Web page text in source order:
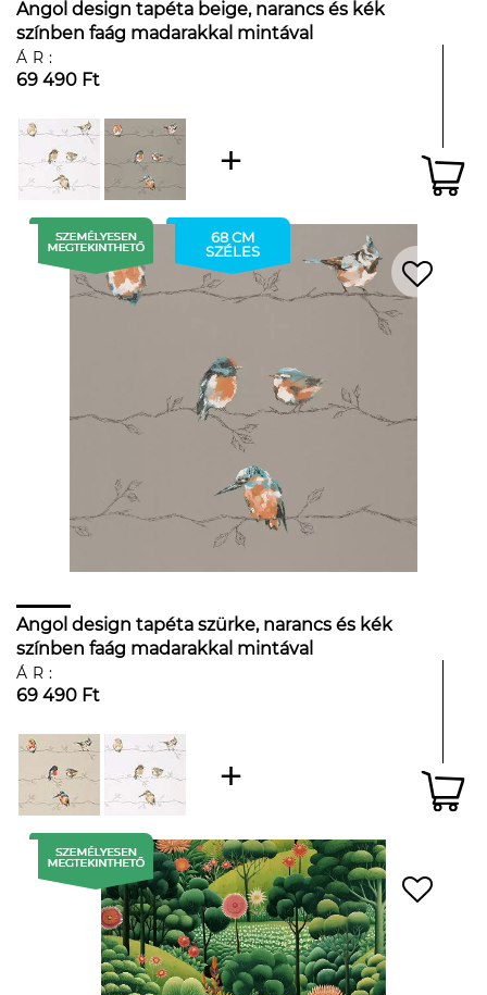
Angol design tapéta beige, narancs és kék
színben faág madarakkal mintával
ÁR:
69 490 Ft
68 CM
SZÉLES
Angol design tapéta szürke, narancs és kék
színben faág madarakkal mintával
ÁR:
69 490 Ft